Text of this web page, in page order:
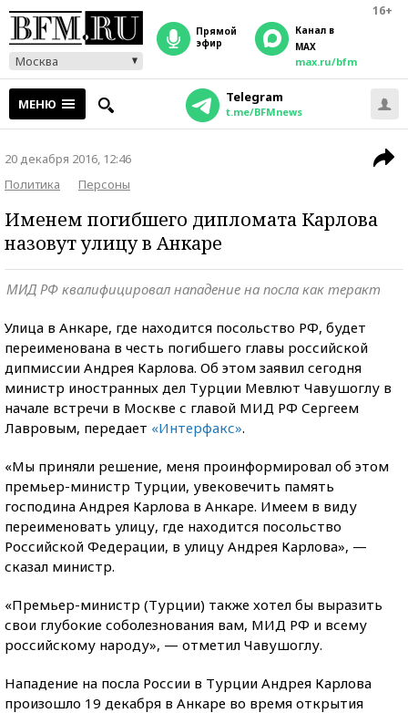
16+
Москва
прямой
эфир
Канал в
MAX
max.ru/bfm
МЕНЮ Telegram
t.me/BFMnews
20 декабря 2016, 12:46
Политика
Персоны
Именем погибшего дипломата Карлова
назовут улицу в Анкаре
МИД РФ квалифицировал нападение на посла как теракт
Улица в Анкаре, где находится посольство РФ, будет
переименована в честь погибшего главы российской
дипмиссии Андрея Карлова. Об этом заявил сегодня
министр иностранных дел Турции Мевлют Чавушоглу в
начале встречи в Москве с главой МИД РФ Сергеем
Лавровым, передает «Интерфакс».
«Мы приняли решение, меня проинформировал об этом
премьер-министр Турции, увековечить память
господина Андрея Карлова в Анкаре. Имеем в виду
переименовать улицу, где находится посольство
Российской Федерации, в улицу Андрея Карлова», —
сказал министр.
«Премьер-министр (Турции) также хотел бы выразить
свои глубокие соболезнования вам, МИД РФ и всему
российскому народу», — отметил Чавушоглу.
Нападение на посла России в Турции Андрея Карлова
произошло 19 декабря в Анкаре во время открытия